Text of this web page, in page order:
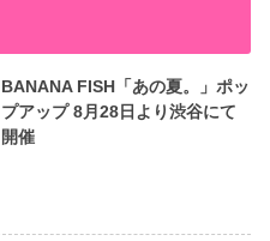
BANANA FISH「あの夏。」ポッ
プアップ 8月28日より渋谷にて
開催